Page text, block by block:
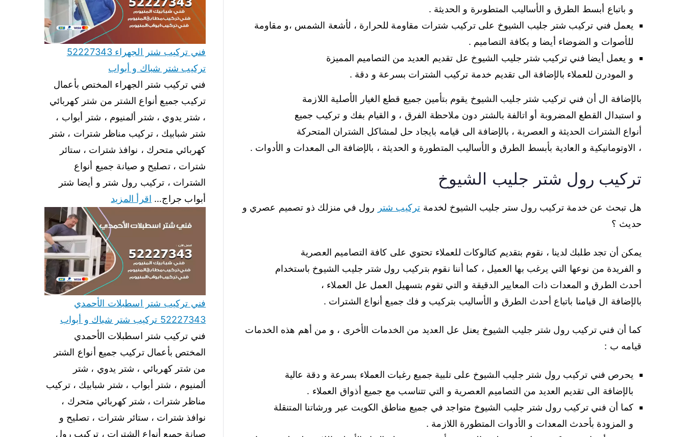
و باتباع أبسط الطرق و الأساليب المتطوىرة و الحديثة .
يعمل فني تركيب شتر جليب الشيوخ على تركيب شترات مقاومة للحرارة ، لأشعة الشمس ،و مقاومة
للأصوات و الضوضاء أيضا و بكافة التصاميم .
و يعمل أيضا فني تركيب شتر جليب الشيوخ عل تقديم العديد من التصاميم المميزة
و المودرن للعملاء بالإضافة الى تقديم خدمة تركيب الشترات بسرعة و دقة .
بالإضافة ال أن فني تركيب شتر جليب الشيوخ يقوم بتأمين جميع قطع الغيار الأصلية اللازمة
و استبدال القطع المضروبة أو اتالفة بالشتر دون ملاحظة الفرق ، و القيام بفك و تركيب جميع
أنواع الشترات الحديثة و العصرية ، بالإضافة الى قيامه بايجاد حل لمشاكل الشتران المتحركة
، الاوتومانيكية و العادية بأبسط الطرق و الأساليب المتطورة و الحديثة ، بالإضافة الى المعدات و الأدوات .
تركيب رول شتر جليب الشيوخ
هل تبحث عن خدمة تركيب رول ستر جليب الشيوخ لخدمة تركيب شتر رول في منزلك ذو تصميم عصري و
حديث ؟
يمكن أن تجد طلبك لدينا ، نقوم بتقديم كتالوكات للعملاء تحتوي على كافة التصاميم العصرية
و الفريدة من نوعها التي يرغب بها العميل ، كما أننا نقوم بتركيب رول شتر جليب الشيوخ باستخدام
أحدث الطرق و المعدات ذات المعايير الدقيقة و التي تقوم بتسهيل العمل عل العملاء ،
بالإضافة ال قيامنا باتباع أحدث الطرق و الأساليب بتركيب و فك جميع أنواع الشترات .
كما أن فني تركيب رول شتر جليب الشيوخ يعنل عل العديد من الخدمات الأخرى ، و من أهم هذه الخدمات
قيامه ب :
يحرص فني تركيب رول شتر جليب الشيوخ على تلبية جميع رغبات العملاء بسرعة و دقة عالية
بالإضافة الى تقديم العديد من التصاميم العصرية و التي تتناسب مع جميع أذواق العملاء .
كما أن فني تركيب رول شتر جليب الشيوخ متواجد في جميع مناطق الكويت عبر ورشاتنا المتنقلة
و المزودة بأحدث المعدات و الأدوات المتطورة اللازمة .
فني تركيب شتر الجهراء 52227343
تركيب شتر شباك و أبواب
فني تركيب شتر الجهراء المختص بأعمال
تركيب جميع أنواع الشتر من شتر كهربائي
، شتر يدوي ، شتر ألمنيوم ، شتر أبواب ،
شتر شبابيك ، تركيب مناظر شترات ، شتر
كهربائي متحرك ، نوافذ شترات ، ستائر
شترات ، تصليح و صيانة جميع أنواع
الشترات ، تركيب رول شتر و أيضا شتر
أبواب جراج… اقرأ المزيد
فني تركيب شتر اسطبلات الأحمدي
52227343 تركيب شتر شباك و أبواب
فني تركيب شتر اسطبلات الأحمدي
المختص بأعمال تركيب جميع أنواع الشتر
من شتر كهربائي ، شتر يدوي ، شتر
ألمنيوم ، شتر أبواب ، شتر شبابيك ، تركيب
مناظر شترات ، شتر كهربائي متحرك ،
نوافذ شترات ، ستائر شترات ، تصليح و
صيانة جميع أنواع الشترات ، تركيب رول